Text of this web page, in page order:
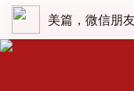
美篇，微信朋